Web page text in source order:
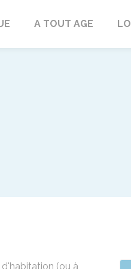
A TOUT AGE
(ou à